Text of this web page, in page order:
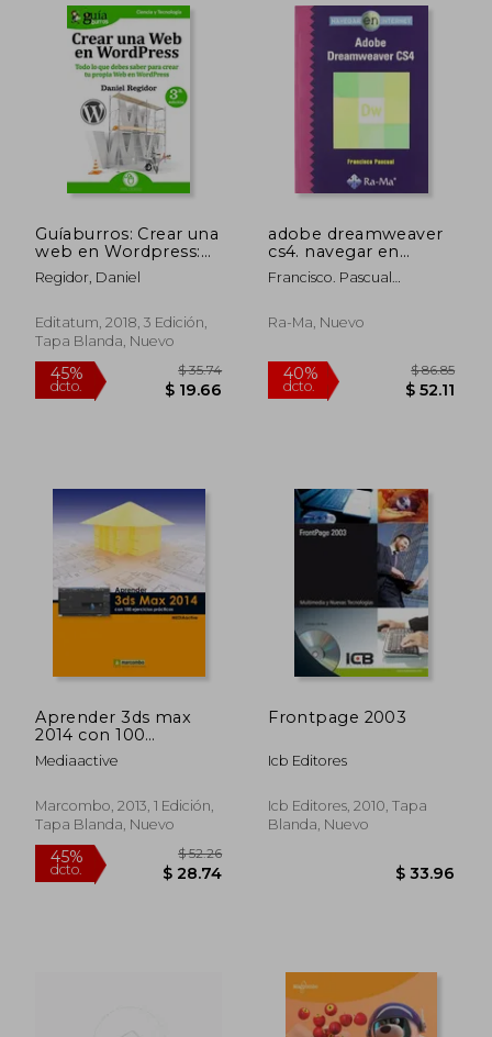
45%
dcto.
45%
45%
dcto.
Guíaburros: Crear una
web en Wordpress:
Todo lo que Debes
Saber Para Crear tu
Wordpress: 3
Regidor, Daniel
Editatum, 2018, 3 Edición,
Tapa Blanda, Nuevo
adobe dreamweaver
cs4. navegar en
internet
Francisco. Pascual
Ra-Ma, Nuevo
Aprender 3ds max
2014 con 100
Ejercicios
Mediaactive
Marcombo, 2013, 1 Edición,
Tapa Blanda, Nuevo
Frontpage 2003
Icb Editores
Icb Editores, 2010, Tapa
Blanda, Nuevo